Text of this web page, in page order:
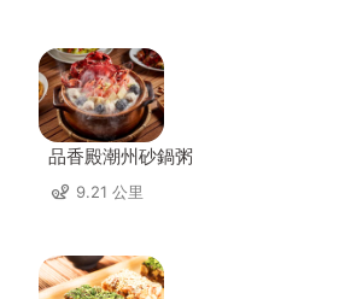
品香殿潮州砂鍋粥
9.21 公里